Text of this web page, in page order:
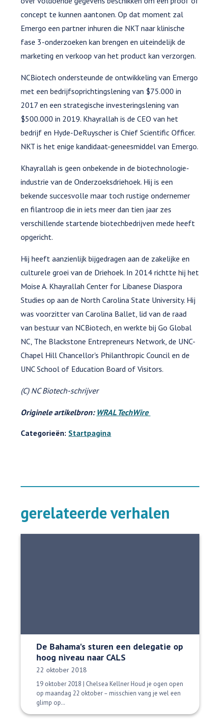
concept te kunnen aantonen. Op dat moment zal
Emergo een partner inhuren die NKT naar klinische
fase 3-onderzoeken kan brengen en uiteindelijk de
marketing en verkoop van het product kan verzorgen.
NCBiotech ondersteunde de ontwikkeling van Emergo
met een bedrijfsoprichtingslening van $75.000 in
2017 en een strategische investeringslening van
$500.000 in 2019. Khayrallah is de CEO van het
bedrijf en Hyde-DeRuyscher is Chief Scientific Officer.
NKT is het enige kandidaat-geneesmiddel van Emergo.
Khayrallah is geen onbekende in de biotechnologie-
industrie van de Onderzoeksdriehoek. Hij is een
bekende succesvolle maar toch rustige ondernemer
en filantroop die in iets meer dan tien jaar zes
verschillende startende biotechbedrijven mede heeft
opgericht.
Hij heeft aanzienlijk bijgedragen aan de zakelijke en
culturele groei van de Driehoek. In 2014 richtte hij het
Moise A. Khayrallah Center for Libanese Diaspora
Studies op aan de North Carolina State University. Hij
was voorzitter van Carolina Ballet, lid van de raad
van bestuur van NCBiotech, en werkte bij Go Global
NC, The Blackstone Entrepreneurs Network, de UNC-
Chapel Hill Chancellor's Philanthropic Council en de
UNC School of Education Board of Visitors.
(C) NC Biotech-schrijver
Originele artikelbron: WRAL TechWire
Categorieën: Startpagina
gerelateerde verhalen
De Bahama's sturen een delegatie op
hoog niveau naar CALS
Datum gepubliceerd:
22 oktober 2018
19 oktober 2018 | Chelsea Kellner Houd je ogen open
op maandag 22 oktober – misschien vang je wel een
glimp op…